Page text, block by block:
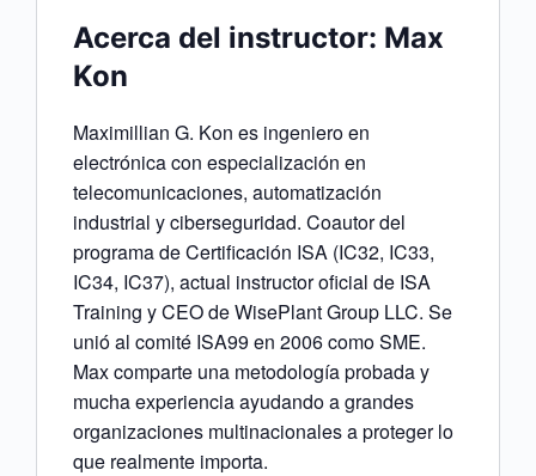
Acerca del instructor: Max
Kon
Maximillian G. Kon es ingeniero en
electrónica con especialización en
telecomunicaciones, automatización
industrial y ciberseguridad. Coautor del
programa de Certificación ISA (IC32, IC33,
IC34, IC37), actual instructor oficial de ISA
Training y CEO de WisePlant Group LLC. Se
unió al comité ISA99 en 2006 como SME.
Max comparte una metodología probada y
mucha experiencia ayudando a grandes
organizaciones multinacionales a proteger lo
que realmente importa.